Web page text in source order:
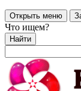
Открыть меню
Что ищем?
Найти